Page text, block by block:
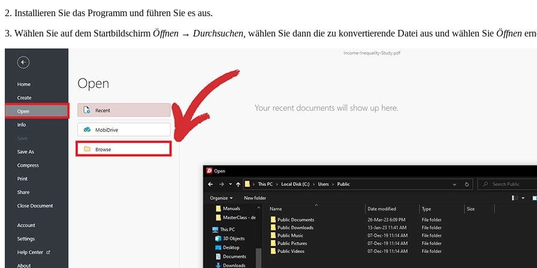
2. Installieren Sie das Programm und führen Sie es aus.
3. Wählen Sie auf dem Startbildschirm Öffnen → Durchsuchen, wählen Sie dann die zu konvertierende Datei aus und wählen Sie Öffnen